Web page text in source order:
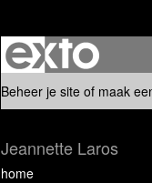
Beheer je site of maak
Jeannette Laros
home